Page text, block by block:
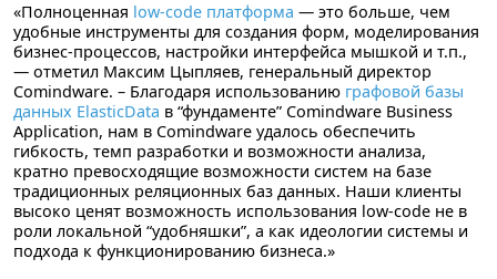
«Полноценная low-code платформа — это больше, чем
удобные инструменты для создания форм, моделирования
бизнес-процессов, настройки интерфейса мышкой и т.п.,
— отметил Максим Цыпляев, генеральный директор
Comindware. – Благодаря использованию графовой базы
данных ElasticData в “фундаменте” Comindware Business
Application, нам в Comindware удалось обеспечить
гибкость, темп разработки и возможности анализа,
кратно превосходящие возможности систем на базе
традиционных реляционных баз данных. Наши клиенты
высоко ценят возможность использования low-code не в
роли локальной “удобняшки”, а как идеологии системы и
подхода к функционированию бизнеса.»